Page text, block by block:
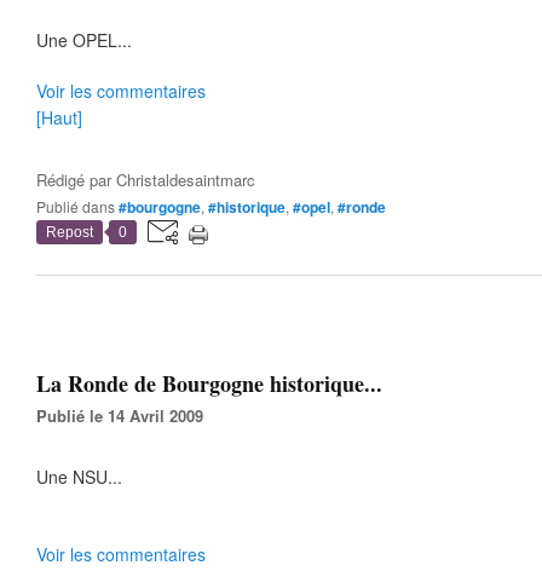
Une OPEL...
Voir les commentaires
[Haut]
Rédigé parChristaldesaintmarc
Publié dans#bourgogne, #historique, #opel, #ronde
Repost 0
La Ronde de Bourgogne historique...
Publié le 14 Avril 2009
Une NSU...
Voir les commentaires